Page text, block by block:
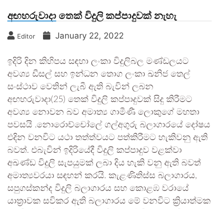
අඟහරුවාදා තෙක් විදුලි කප්පාදුවක් නැහැ
Editor January 22, 2022
ඉදිරි දින කිහිපය සඳහා ලංකා විදුලිබල මණ්ඩලයට
අවශ්‍ය ඩීසල් සහ ඉන්ධන තොග ලංකා ඛනිජ තෙල්
සංස්ථාව වෙතින් ලැබී ඇති බැවින් ලබන
අඟහරුවාදා(25) තෙක් විදුලි කප්පාදුවක් සිදු කිරීමට
අවශ්‍ය නොවන බව අමාත්‍ය ගාමීණී ලොකුගේ මහතා
පවසයි .නොරොච්චෝලේ ගල්අගුරු බලාගාරයේ දෝෂය
එදින වනවිට යථා තත්ත්වයට පත්කිරීමට හැකිවනු ඇති
බවත්. එබැවින් ඉදිරියේදී විදුලි කප්පාදුව වළක්වා
අඛණ්ඩ විදුලි සැපයුමක් ලබා දිය හැකි වනු ඇති බවත්
අමාත්‍යවරයා සඳහන් කරයි. කැළණිතිස්ස බලාගාරය,
සපුගස්කන්ද විදුලි බලාගාරය සහ කොළඹ වරායේ
යාත්‍රාවක සවිකර ඇති බලාගාරය මේ වනවිට ක්‍රියාත්මක